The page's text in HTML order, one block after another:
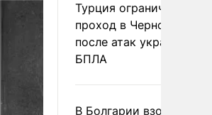
Турция ограничила
проход в Черное море
после атак украинских
БПЛА
В Болгарии взорвался